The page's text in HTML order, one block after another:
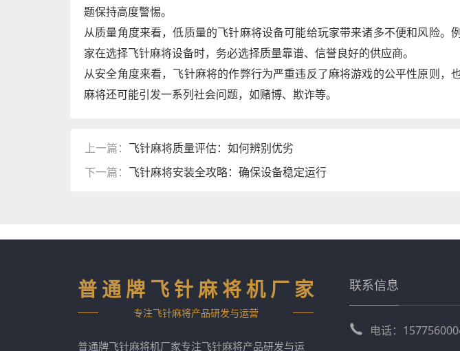
题保持高度警惕。
从质量角度来看，低质量的飞针麻将设备可能给玩家带来诸多不便和风险
家在选择飞针麻将设备时，务必选择质量靠谱、信誉良好的供应商。
从安全角度来看，飞针麻将的作弊行为严重违反了麻将游戏的公平性原则
麻将还可能引发一系列社会问题，如赌博、欺诈等。
上一篇： 飞针麻将质量评估：如何辨别优劣
下一篇： 飞针麻将安装全攻略：确保设备稳定运行
普通牌飞针麻将机厂家
专注飞针麻将产品研发与运营
普通牌飞针麻将机厂家专注飞针麻将产品研发与运
联系信息
电话：